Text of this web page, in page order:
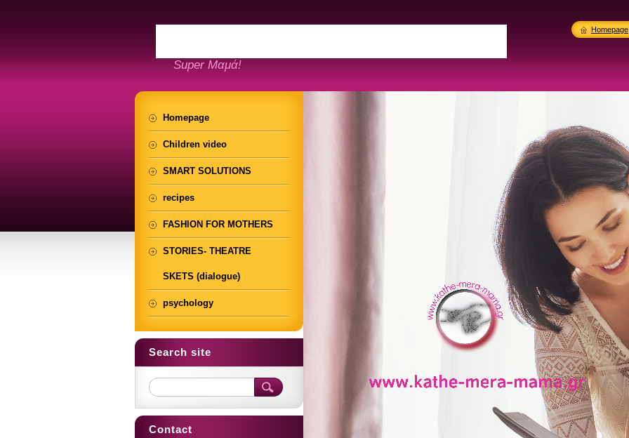
Super Μαμά!
Homepage
Children video
SMART SOLUTIONS
recipes
FASHION FOR MOTHERS
STORIES- THEATRE
SKETS (dialogue)
psychology
Search site
Contact
Homepage